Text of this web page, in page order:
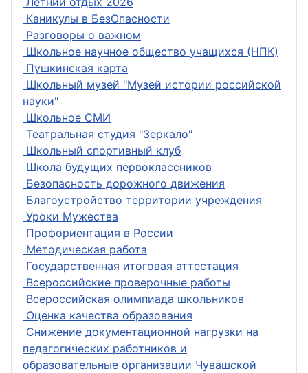
Каникулы в БезОпасности
Разговоры о важном
Школьное научное общество учащихся (НПК)
Пушкинская карта
Школьный музей "Музей истории российской
науки"
Школьное СМИ
Театральная студия "Зеркало"
Школьный спортивный клуб
Школа будущих первоклассников
Безопасность дорожного движения
Благоустройство территории учреждения
Уроки Мужества
Профориентация в России
Методическая работа
Государственная итоговая аттестация
Всероссийские проверочные работы
Всероссийская олимпиада школьников
Оценка качества образования
Снижение документационной нагрузки на
педагогических работников и
образовательные организации Чувашской